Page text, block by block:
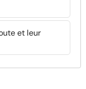
et leur